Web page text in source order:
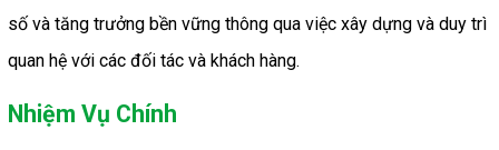
số và tăng trưởng bền vững thông qua việc xây dựng và duy trì
quan hệ với các đối tác và khách hàng.
Nhiệm Vụ Chính